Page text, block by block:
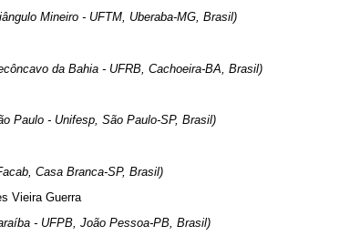
Mineiro - UFTM, Uberaba-MG, Brasil)
da Bahia - UFRB, Cachoeira-BA, Brasil)
Paulo - Unifesp, São Paulo-SP, Brasil)
Casa Branca-SP, Brasil)
Vieira Guerra
- UFPB, João Pessoa-PB, Brasil)